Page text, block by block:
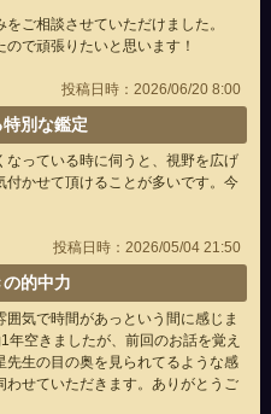
ご相談させていただけました。
で頑張りたいと思います！
投稿日時：2026/06/20 8:00
別な鑑定
っている時に伺うと、視野を広げ
かせて頂けることが多いです。今
投稿日時：2026/05/04 21:50
的中力
気で時間があっという間に感じま
年空きましたが、前回のお話を覚え
生の目の奥を見られてるような感
せていただきます。ありがとうご